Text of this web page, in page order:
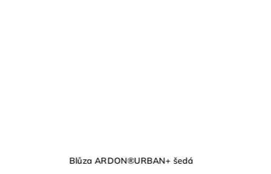
Blůza ARDON®URBAN+ šedá